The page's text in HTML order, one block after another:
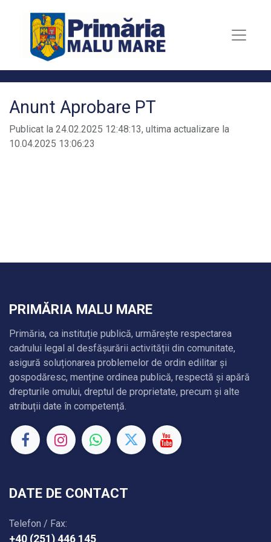
Anunt Aprobare PT
Publicat la 24.02.2025 12:48:13, ultima actualizare la
10.04.2025 13:06:23
PRIMĂRIA MALU MARE
Primăria, ca instituție publică, urmărește respectarea
cadrului legal al desfășurării activității din comunitate,
asigură soluționarea problemelor de ordin edilitar și
gospodăresc, menține ordinea publică, respectă și apără
drepturile omului, dreptul de proprietate, precum și alte
atribuții date în competență.
DATE DE CONTACT
Telefon / Fax:
+40 (251) 446 145